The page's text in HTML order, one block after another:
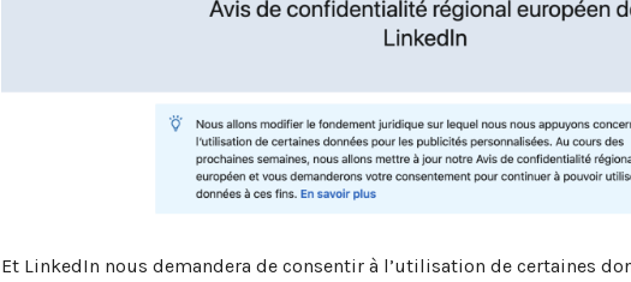
Et LinkedIn nous demandera de consentir à l’utilisation de certaines